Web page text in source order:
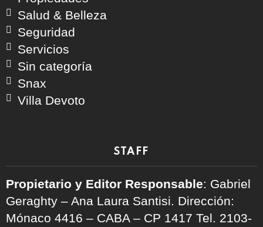
Salud & Belleza
Seguridad
Servicios
Sin categoría
Snax
Villa Devoto
STAFF
Propietario y Editor Responsable: Gabriel
Geraghty – Ana Laura Santisi. Dirección:
Mónaco 4416 – CABA – CP 1417 Tel. 2103-